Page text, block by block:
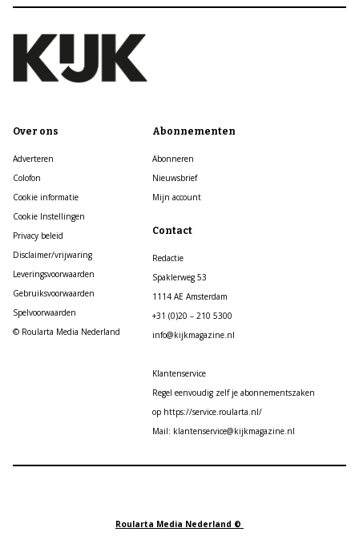
Over ons
Adverteren
Colofon
Cookie informatie
Cookie Instellingen
Privacy beleid
Disclaimer/vrijwaring
Leveringsvoorwaarden
Gebruiksvoorwaarden
Spelvoorwaarden
© Roularta Media Nederland
Abonnementen
Abonneren
Nieuwsbrief
Mijn account
Contact
Redactie
Spaklerweg 53
1114 AE Amsterdam
+31 (0)20 – 210 5300
info@kijkmagazine.nl
Klantenservice
Regel eenvoudig zelf je abonnementszaken
op https://service.roularta.nl/
Mail: klantenservice@kijkmagazine.nl
Roularta Media Nederland ©